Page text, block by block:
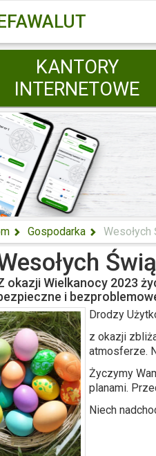
KANTORY
INTERNETOWE
Gospodarka Wesołych
okazji Wielkanocy 2023
i
Drodzy
z okazji
atmosferze.
Życzymy
planami.
Niech